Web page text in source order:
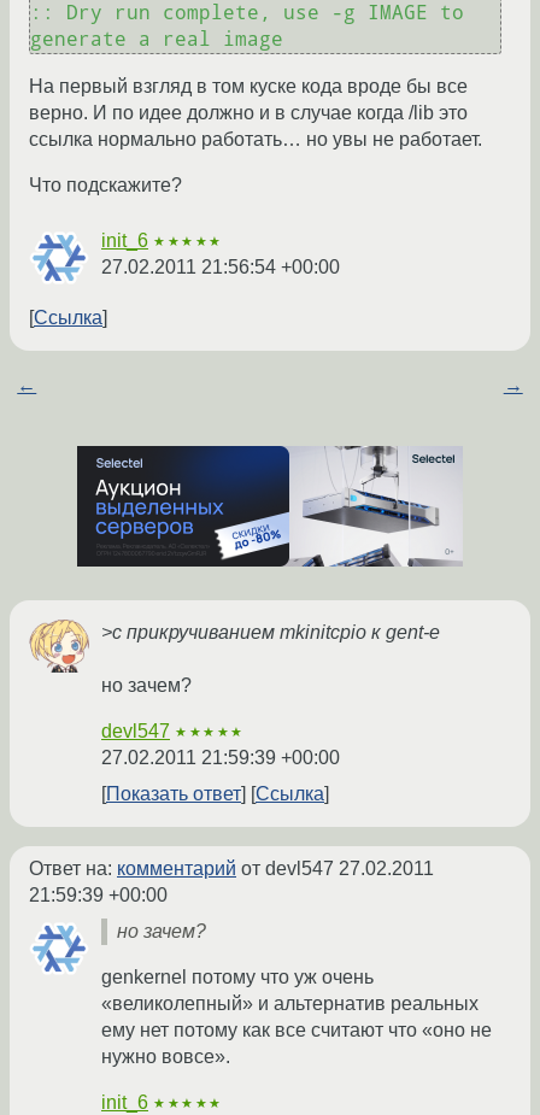
:: Dry run complete, use -g IMAGE to
generate a real image
На первый взгляд в том куске кода вроде бы все
верно. И по идее должно и в случае когда /lib это
ссылка нормально работать… но увы не работает.
Что подскажите?
init_6 ★★★★★
27.02.2011 21:56:54 +00:00
Ссылка
← →
>с прикручиванием mkinitcpio к gent-е
но зачем?
devl547 ★★★★★
27.02.2011 21:59:39 +00:00
Показать ответ
Ссылка
Ответ на: комментарий от devl547 27.02.2011
21:59:39 +00:00
но зачем?
genkernel потому что уж очень
«великолепный» и альтернатив реальных
ему нет потому как все считают что «оно не
нужно вовсе».
init_6 ★★★★★